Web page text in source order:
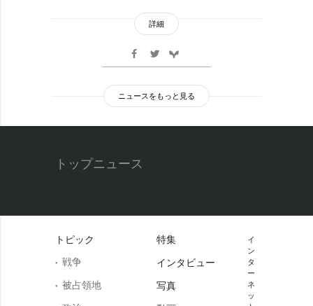
詳細
ニュースをもっと見る
トップニュース
トピック
戦争
被占領地
特集
インタビュー
写真
イ
ン
タ
ー
ネ
ッ